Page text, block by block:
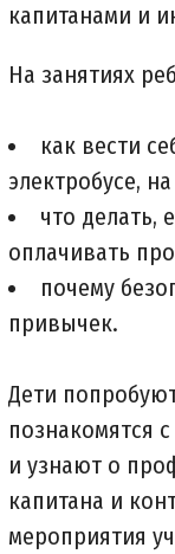
капитанами и
На занятиях
как вести
электробусе,
что делать,
оплачивать
почему
привычек.
Дети
познакомятся
и узнают о
капитана и
мероприятия